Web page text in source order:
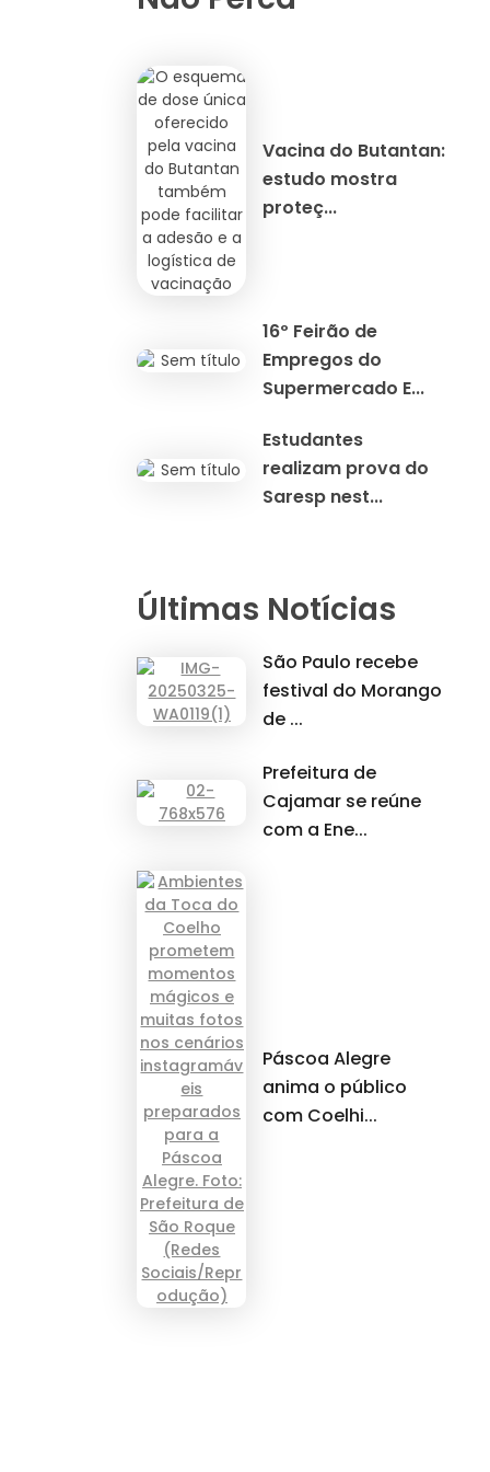
Vacina do Butantan:
estudo mostra
proteç...
16º Feirão de
Empregos do
Supermercado E...
Estudantes
realizam prova do
Saresp nest...
Últimas Notícias
São Paulo recebe
festival do Morango
de ...
Prefeitura de
Cajamar se reúne
com a Ene...
Páscoa Alegre
anima o público
com Coelhi...